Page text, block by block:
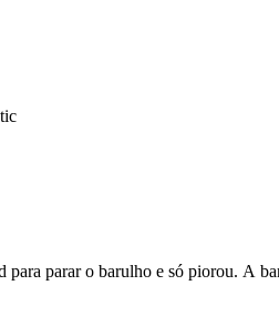
parar o barulho e só piorou. A